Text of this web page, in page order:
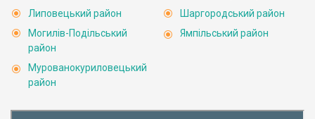
Липовецький район
Могилів-Подільський
район
Мурованокуриловецький
район
Шаргородський район
Ямпільський район